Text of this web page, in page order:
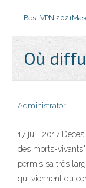
Best VPN 2021
Où
Administrator
17 juil. 2017
des morts-
permis sa très
qui viennent du